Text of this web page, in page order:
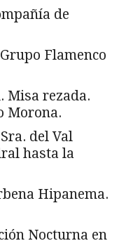
de
Flamenco
Misa rezada.
Morona.
del Val
hasta la
Hipanema.
Nocturna en